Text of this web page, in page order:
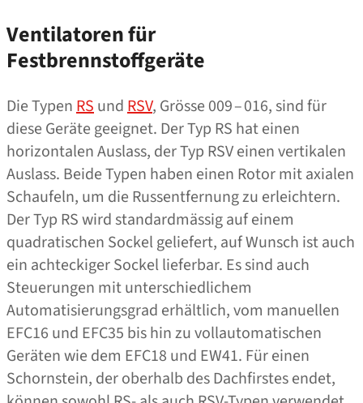
Ventilatoren für
Festbrennstoffgeräte
Die TypenRSundRSV, Grösse 009 – 016, sind für
diese Geräte geeignet. Der Typ RS hat einen
horizontalen Auslass, der Typ RSV einen vertikalen
Auslass. Beide Typen haben einen Rotor mit axialen
Schaufeln, um die Russentfernung zu erleichtern.
Der Typ RS wird standardmässig auf einem
quadratischen Sockel geliefert, auf Wunsch ist auch
ein achteckiger Sockel lieferbar. Es sind auch
Steuerungen mit unterschiedlichem
Automatisierungsgrad erhältlich, vom manuellen
EFC16 und EFC35 bis hin zu vollautomatischen
Geräten wie dem EFC18 und EW41. Für einen
Schornstein, der oberhalb des Dachfirstes endet,